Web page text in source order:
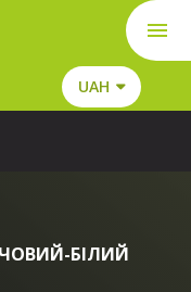
UAH
БІЛИЙ